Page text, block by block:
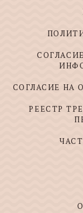
СОГЛАСИЕ НА
РЕЕСТР